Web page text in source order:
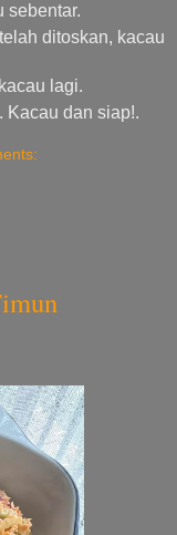
sebentar.
ditoskan, kacau
lagi.
Kacau dan siap!.